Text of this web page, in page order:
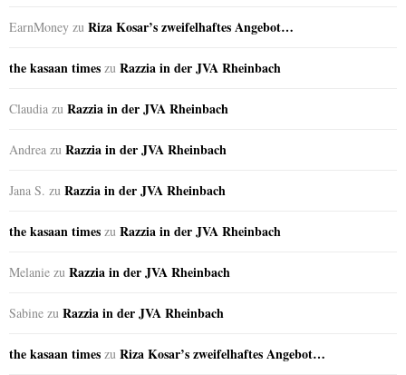
EarnMoney zu Riza Kosar’s zweifelhaftes Angebot…
the kasaan times zu Razzia in der JVA Rheinbach
Claudia zu Razzia in der JVA Rheinbach
Andrea zu Razzia in der JVA Rheinbach
Jana S. zu Razzia in der JVA Rheinbach
the kasaan times zu Razzia in der JVA Rheinbach
Melanie zu Razzia in der JVA Rheinbach
Sabine zu Razzia in der JVA Rheinbach
the kasaan times zu Riza Kosar’s zweifelhaftes Angebot…